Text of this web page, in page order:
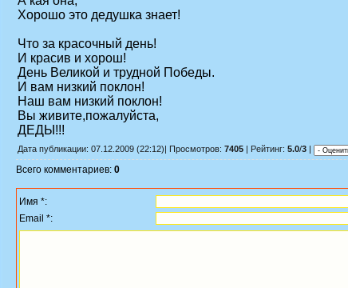
Хорошо это дедушка знает!
Что за красочный день!
И красив и хорош!
День Великой и трудной Победы.
И вам низкий поклон!
Наш вам низкий поклон!
Вы живите,пожалуйста,
ДЕДЫ!!!
Дата публикации: 07.12.2009 (22:12)| Просмотров: 7405 | Рейтинг: 5.0/3
Всего комментариев: 0
Имя *:
Email *: